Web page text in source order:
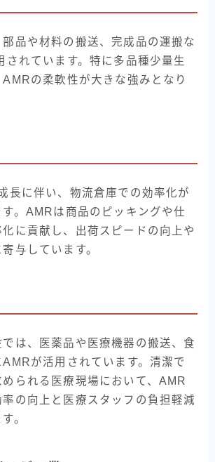
品や材料の搬送、完成品の運搬な
されています。特に多品種少量生
の柔軟性が大きな強みとなり
長に伴い、物流倉庫での効率化が
。AMRは商品のピッキングや仕
に貢献し、出荷スピードの向上や
与しています。
は、医薬品や医療機器の搬送、食
が活用されています。清潔で
られる医療現場において、AMR
の向上と医療スタッフの負担軽減
。